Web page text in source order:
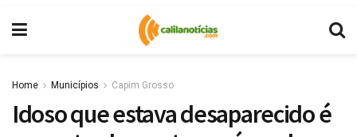
Home Municípios Capim Grosso
Idoso que estava desaparecido é